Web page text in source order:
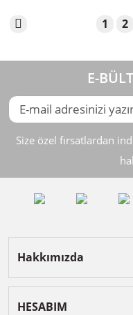
1 2
E-
Size özel fırsatlardan
Hakkımızda
HESABIM